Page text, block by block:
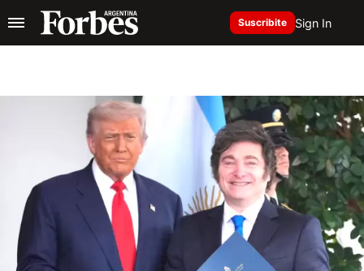
Suscribite Sign In